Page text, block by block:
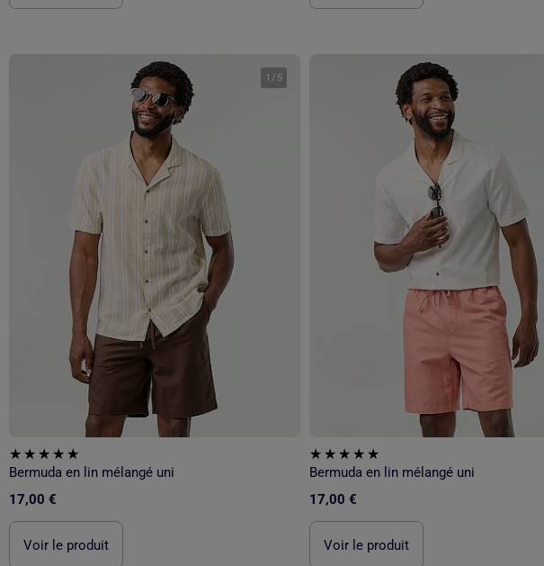
1 / 5
Bermuda en lin mélangé uni
17,00 €
Voir le produit
Bermuda en lin mélangé uni
17,00 €
Voir le produit